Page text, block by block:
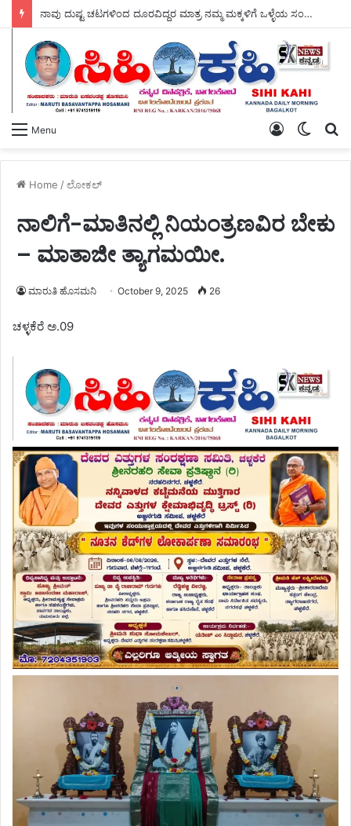
Menu
Switch
Log
Home /ಲೋಕಲ್
ನಾಲಿಗೆ-ಮಾತಿನಲ್ಲಿ ನಿಯಂತ್ರಣವಿರ ಬೇಕು
– ಮಾತಾಜೀ ತ್ಯಾಗಮಯೀ.
ಮಾರುತಿ ಹೊಸಮನಿ October 9, 2025 26
ಚಳ್ಳಕೆರೆ ಅ.09